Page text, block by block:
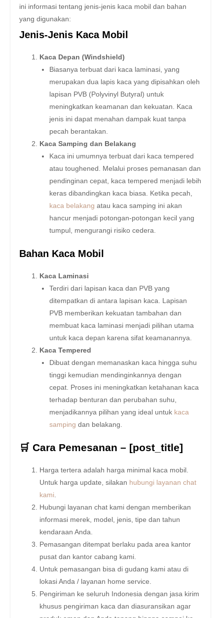
ini informasi tentang jenis-jenis kaca mobil dan bahan
yang digunakan:
Jenis-Jenis Kaca Mobil
Kaca Depan (Windshield)
Biasanya terbuat dari kaca laminasi, yang
merupakan dua lapis kaca yang dipisahkan oleh
lapisan PVB (Polyvinyl Butyral) untuk
meningkatkan keamanan dan kekuatan. Kaca
jenis ini dapat menahan dampak kuat tanpa
pecah berantakan.
Kaca Samping dan Belakang
Kaca ini umumnya terbuat dari kaca tempered
atau toughened. Melalui proses pemanasan dan
pendinginan cepat, kaca tempered menjadi lebih
keras dibandingkan kaca biasa. Ketika pecah,
kaca belakang atau kaca samping ini akan
hancur menjadi potongan-potongan kecil yang
tumpul, mengurangi risiko cedera.
Bahan Kaca Mobil
Kaca Laminasi
Terdiri dari lapisan kaca dan PVB yang
ditempatkan di antara lapisan kaca. Lapisan
PVB memberikan kekuatan tambahan dan
membuat kaca laminasi menjadi pilihan utama
untuk kaca depan karena sifat keamanannya.
Kaca Tempered
Dibuat dengan memanaskan kaca hingga suhu
tinggi kemudian mendinginkannya dengan
cepat. Proses ini meningkatkan ketahanan kaca
terhadap benturan dan perubahan suhu,
menjadikannya pilihan yang ideal untuk kaca
samping dan belakang.
🛒 Cara Pemesanan – [post_title]
Harga tertera adalah harga minimal kaca mobil.
Untuk harga update, silakan hubungi layanan chat
kami
Hubungi layanan chat kami dengan memberikan
informasi merek, model, jenis, tipe dan tahun
kendaraan Anda.
Pemasangan ditempat berlaku pada area kantor
pusat dan kantor cabang kami.
Untuk pemasangan bisa di gudang kami atau di
lokasi Anda / layanan home service.
Pengiriman ke seluruh Indonesia dengan jasa kirim
khusus pengiriman kaca dan diasuransikan agar